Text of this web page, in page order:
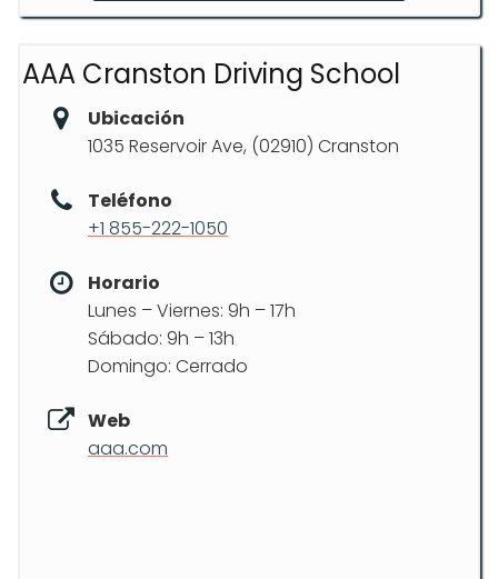
AAA Cranston Driving School
Ubicación
1035 Reservoir Ave, (02910) Cranston
Teléfono
+1 855-222-1050
Horario
Lunes – Viernes: 9h – 17h
Sábado: 9h – 13h
Domingo: Cerrado
Web
aaa.com